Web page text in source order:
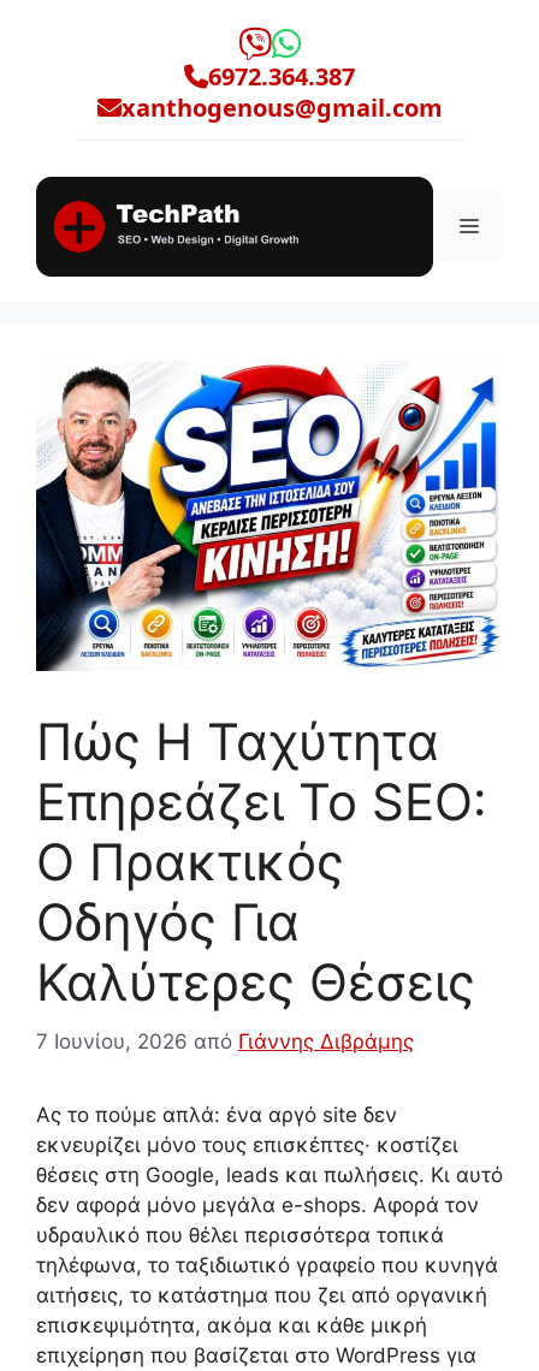
6972.364.387
xanthogenous@gmail.com
Πώς Η Ταχύτητα
Επηρεάζει Το SEO:
Ο Πρακτικός
Οδηγός Για
Καλύτερες Θέσεις
7 Ιουνίου, 2026 από Γιάννης Διβράμης
Ας το πούμε απλά: ένα αργό site δεν
εκνευρίζει μόνο τους επισκέπτες· κοστίζει
θέσεις στη Google, leads και πωλήσεις. Κι αυτό
δεν αφορά μόνο μεγάλα e-shops. Αφορά τον
υδραυλικό που θέλει περισσότερα τοπικά
τηλέφωνα, το ταξιδιωτικό γραφείο που κυνηγά
αιτήσεις, το κατάστημα που ζει από οργανική
επισκεψιμότητα, ακόμα και κάθε μικρή
επιχείρηση που βασίζεται στο WordPress για